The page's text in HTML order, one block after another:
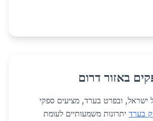
באזור דרום
ישראל, ובפרט בערד, מציעים ספקי
בערד יתרונות משמעותיים לעומת